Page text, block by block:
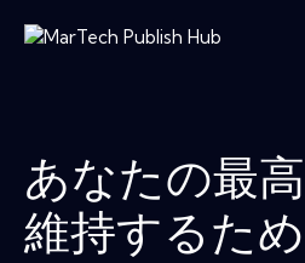
あなたの最
維持するた